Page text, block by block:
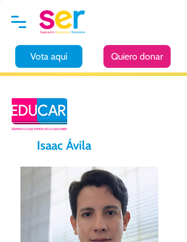
Quiero donar
Vota aquí
Isaac Ávila